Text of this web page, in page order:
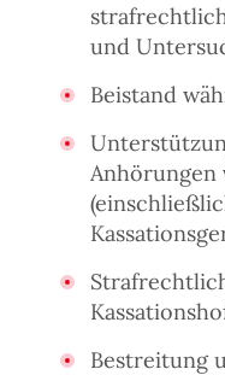
und
Beistand
Bestreitung